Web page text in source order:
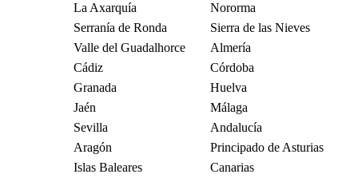
La Axarquía
Nororma
Serranía de Ronda
Sierra de las Nieves
Valle del Guadalhorce
Almería
Cádiz
Córdoba
Granada
Huelva
Jaén
Málaga
Sevilla
Andalucía
Aragón
Principado de Asturias
Islas Baleares
Canarias